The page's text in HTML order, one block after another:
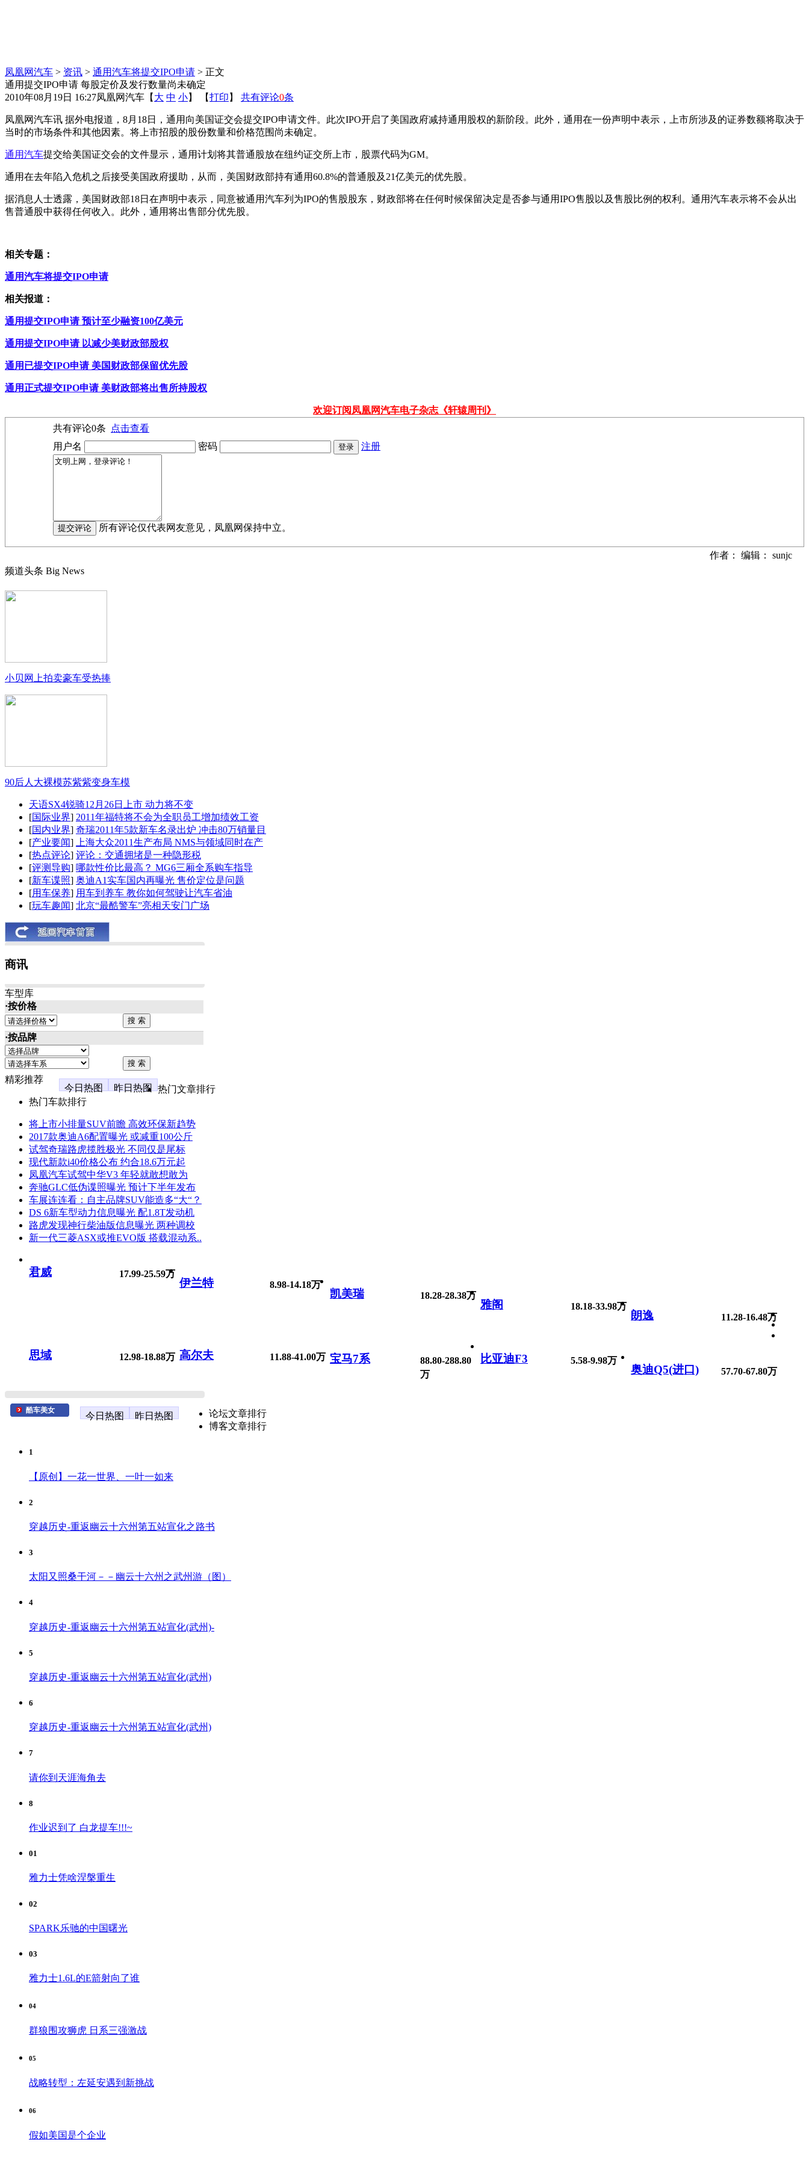
凤凰网汽车 > 资讯 > 通用汽车将提交IPO申请 > 正文
通用提交IPO申请 每股定价及发行数量尚未确定
2010年08月19日 16:27凤凰网汽车 【 大 中 小】 【打印 】 共有评论0条
凤凰网汽车讯 据外电报道，8月18日，通用向美国证交会提交IPO申请文件。此次IPO开启了美国政府减持通用股权的新阶段。此外，通用在一份声明中表示，上市所涉及的证券数额将取决于
当时的市场条件和其他因素。将上市招股的股份数量和价格范围尚未确定。
通用汽车提交给美国证交会的文件显示，通用计划将其普通股放在纽约证交所上市，股票代码为GM。
通用在去年陷入危机之后接受美国政府援助，从而，美国财政部持有通用60.8%的普通股及21亿美元的优先股。
据消息人士透露，美国财政部18日在声明中表示，同意被通用汽车列为IPO的售股股东，财政部将在任何时候保留决定是否参与通用IPO售股以及售股比例的权利。通用汽车表示将不会从出
售普通股中获得任何收入。此外，通用将出售部分优先股。
相关专题：
通用汽车将提交IPO申请
相关报道：
通用提交IPO申请 预计至少融资100亿美元
通用提交IPO申请 以减少美财政部股权
通用已提交IPO申请 美国财政部保留优先股
通用正式提交IPO申请 美财政部将出售所持股权
欢迎订阅凤凰网汽车电子杂志《轩辕周刊》
共有评论0条
点击查看
用户名
密码 注册
所有评论仅代表网友意见，凤凰网保持中立。
作者： 编辑： sunjc
频道头条 Big News
小贝网上拍卖豪车受热捧
90后人大裸模苏紫紫变身车模
天语SX4锐骑12月26日上市 动力将不变
[国际业界] 2011年福特将不会为全职员工增加绩效工资
[国内业界] 奇瑞2011年5款新车名录出炉 冲击80万销量目
[产业要闻]
上海大众2011生产布局 NMS与领域同时在产
[热点评论] 评论：交通拥堵是一种隐形税
[评测导购] 哪款性价比最高？ MG6三厢全系购车指导
[新车谍照] 奥迪A1实车国内再曝光 售价定位是问题
[用车保养] 用车到养车 教你如何驾驶让汽车省油
[玩车趣闻] 北京“最酷警车”亮相天安门广场
商讯
车型库
·按价格
·按品牌
精彩推荐
今日热图
昨日热图
热门文章排行
热门车款排行
将上市小排量SUV前瞻 高效环保新趋势
2017款奥迪A6配置曝光 或减重100公斤
试驾奇瑞路虎揽胜极光 不同仅是尾标
现代新款i40价格公布 约合18.6万元起
凤凰汽车试驾中华V3 年轻就敢想敢为
奔驰GLC低伪谍照曝光 预计下半年发布
车展连连看：自主品牌SUV能造多“大“？
DS 6新车型动力信息曝光 配1.8T发动机
路虎发现神行柴油版信息曝光 两种调校
新一代三菱ASX或推EVO版 搭载混动系..
君威 17.99-25.59万
伊兰特 8.98-14.18万
凯美瑞 18.28-28.38万
雅阁 18.18-33.98万
朗逸 11.28-16.48万
思域 12.98-18.88万 高尔夫 11.88-41.00万 宝马7系
88.80-288.80
万
比亚迪F3 5.58-9.98万
奥迪Q5(进口) 57.70-67.80万
酷车美女
今日热图 昨日热图
论坛文章排行
博客文章排行
1
【原创】一花一世界、一叶一如来
2
穿越历史-重返幽云十六州第五站宣化之路书
3
太阳又照桑干河－－幽云十六州之武州游（图）
4
穿越历史-重返幽云十六州第五站宣化(武州)-
5
穿越历史-重返幽云十六州第五站宣化(武州)
6
穿越历史-重返幽云十六州第五站宣化(武州)
7
请你到天涯海角去
8
作业迟到了 白龙提车!!!~
01
雅力士凭啥涅槃重生
02
SPARK乐驰的中国曙光
03
雅力士1.6L的E箭射向了谁
04
群狼围攻狮虎 日系三强激战
05
战略转型：左延安遇到新挑战
06
假如美国是个企业